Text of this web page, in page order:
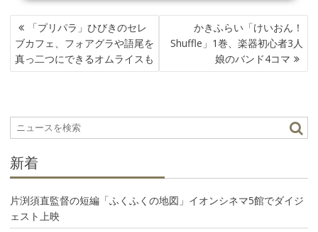
投
稿
ナ
ビ
シ
ョ
「プリパラ」ひびきのセレ
ブカフェ、フォアグラや語尾を
真っ二つにできるオムライスも
かきふらい「けいおん！
Shuffle」1巻、楽器初心者3人
娘のバンド4コマ
新着
片渕須直監督の短編「ふくふくの地図」イオンシネマ5館でダイジ
ェスト上映